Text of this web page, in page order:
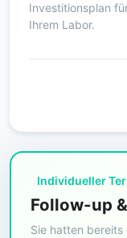
Investitionsplan
Ihrem Labor.
Individueller
Follow-up
Sie hatten bereits